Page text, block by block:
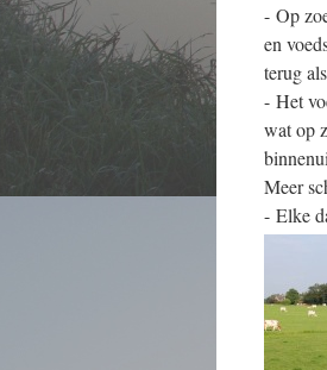
- Op
en
terug
- Het
wat op
Meer
- Elke